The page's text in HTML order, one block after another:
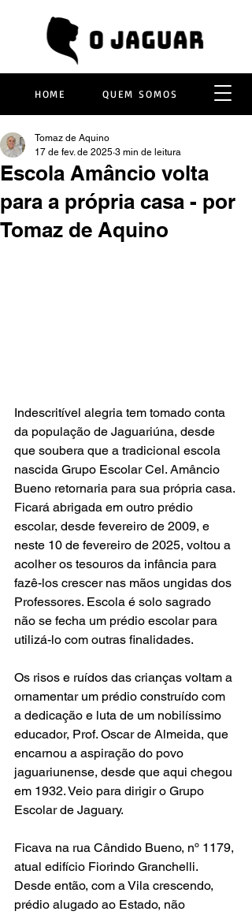
HOME QUEM SOMOS
Escola Amâncio volta
para a própria casa - por
Tomaz de Aquino
Tomaz de Aquino
17 de fev. de 2025 3 min de leitura
Indescritível alegria tem tomado conta
da população de Jaguariúna, desde
que soubera que a tradicional escola
nascida Grupo Escolar Cel. Amâncio
Bueno retornaria para sua própria casa.
Ficará abrigada em outro prédio
escolar, desde fevereiro de 2009, e
neste 10 de fevereiro de 2025, voltou a
acolher os tesouros da infância para
fazê-los crescer nas mãos ungidas dos
Professores. Escola é solo sagrado
não se fecha um prédio escolar para
utilizá-lo com outras finalidades.
Os risos e ruídos das crianças voltam a
ornamentar um prédio construído com
a dedicação e luta de um nobilíssimo
educador, Prof. Oscar de Almeida, que
encarnou a aspiração do povo
jaguariunense, desde que aqui chegou
em 1932. Veio para dirigir o Grupo
Escolar de Jaguary.
Ficava na rua Cândido Bueno, nº 1179,
atual edifício Fiorindo Granchelli.
Desde então, com a Vila crescendo,
prédio alugado ao Estado, não